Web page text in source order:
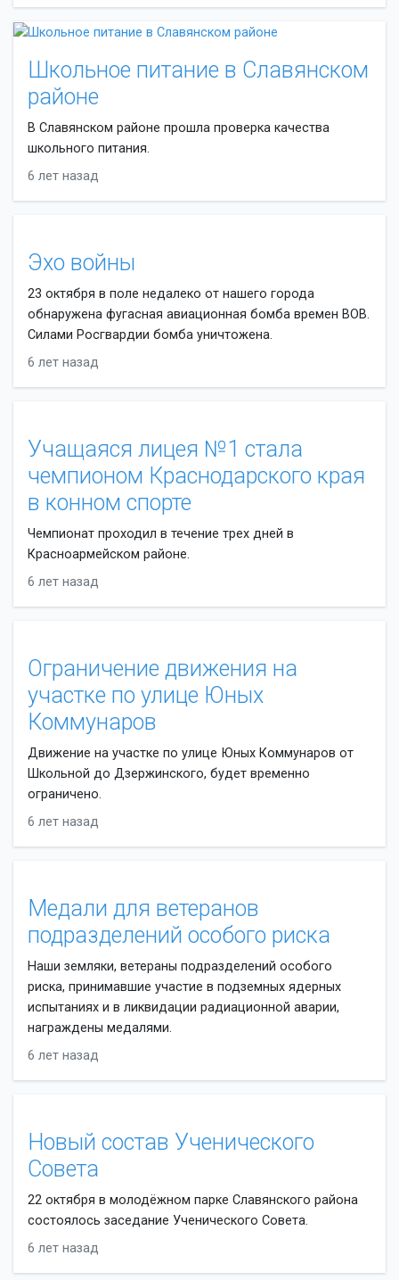
Школьное питание в Славянском
районе
В Славянском районе прошла проверка качества
школьного питания.
6 лет назад
Эхо войны
23 октября в поле недалеко от нашего города
обнаружена фугасная авиационная бомба времен ВОВ.
Силами Росгвардии бомба уничтожена.
6 лет назад
Учащаяся лицея №1 стала
чемпионом Краснодарского края
в конном спорте
Чемпионат проходил в течение трех дней в
Красноармейском районе.
6 лет назад
Ограничение движения на
участке по улице Юных
Коммунаров
Движение на участке по улице Юных Коммунаров от
Школьной до Дзержинского, будет временно
ограничено.
6 лет назад
Медали для ветеранов
подразделений особого риска
Наши земляки, ветераны подразделений особого
риска, принимавшие участие в подземных ядерных
испытаниях и в ликвидации радиационной аварии,
награждены медалями.
6 лет назад
Новый состав Ученического
Совета
22 октября в молодёжном парке Славянского района
состоялось заседание Ученического Совета.
6 лет назад